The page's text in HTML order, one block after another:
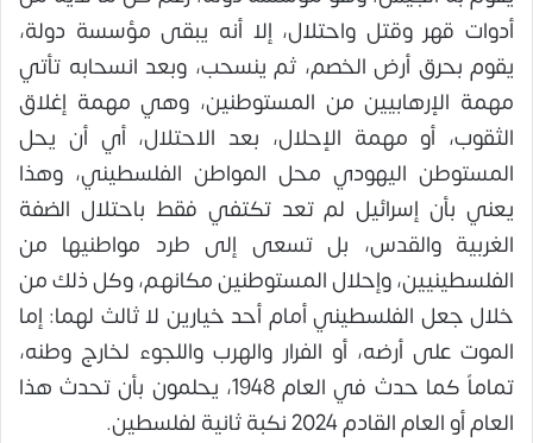
أدوات قهر وقتل واحتلال، إلا أنه يبقى مؤسسة دولة،
يقوم بحرق أرض الخصم، ثم ينسحب، وبعد انسحابه تأتي
مهمة الإرهابيين من المستوطنين، وهي مهمة إغلاق
الثقوب، أو مهمة الإحلال، بعد الاحتلال، أي أن يحل
المستوطن اليهودي محل المواطن الفلسطيني، وهذا
يعني بأن إسرائيل لم تعد تكتفي فقط باحتلال الضفة
الغربية والقدس، بل تسعى إلى طرد مواطنيها من
الفلسطينيين، وإحلال المستوطنين مكانهم، وكل ذلك من
خلال جعل الفلسطيني أمام أحد خيارين لا ثالث لهما: إما
الموت على أرضه، أو الفرار والهرب واللجوء لخارج وطنه،
تماماً كما حدث في العام 1948، يحلمون بأن تحدث هذا
العام أو العام القادم 2024 نكبة ثانية لفلسطين.